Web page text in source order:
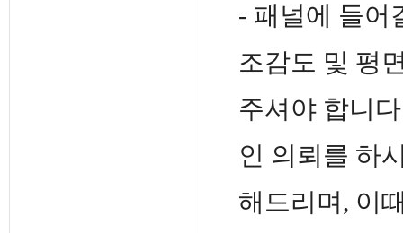
- 패널에 들어
조감도 및 평
주셔야 합니
인 의뢰를 하
해드리며, 이